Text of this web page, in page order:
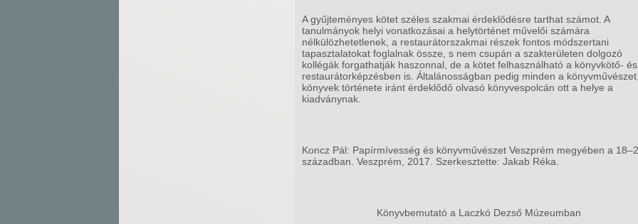
A gyűjteményes kötet széles szakmai érdeklődésre tarthat számot. A
tanulmányok helyi vonatkozásai a helytörténet művelői számára
nélkülözhetetlenek, a restaurátorszakmai részek fontos módszertani
tapasztalatokat foglalnak össze, s nem csupán a szakterületen dolgozó
kollégák forgathatják haszonnal, de a kötet felhasználható a könyvkötő-
restaurátorképzésben is. Általánosságban pedig minden a
könyvek története iránt érdeklődő olvasó könyvespolcán ott a helye a
kiadványnak.
Koncz Pál: Papírmívesség és könyvművészet Veszprém megyében a
században. Veszprém, 2017. Szerkesztette: Jakab Réka.
Könyvbemutató a Laczkó Dezső Múzeumban